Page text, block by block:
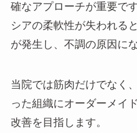
確なアプローチが重要で
シアの柔軟性が失われる
が発生し、不調の原因に
当院では筋肉だけでなく
った組織にオーダーメイ
改善を目指します。